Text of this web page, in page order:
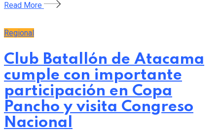
Read More
Regional
Club Batallón de Atacama
cumple con importante
participación en Copa
Pancho y visita Congreso
Nacional